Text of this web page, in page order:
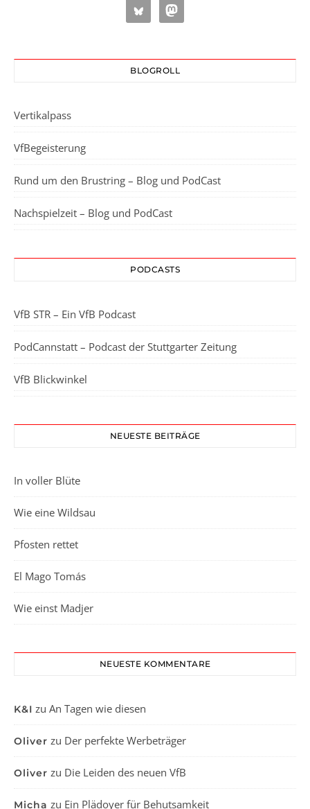
BLOGROLL
Vertikalpass
VfBegeisterung
Rund um den Brustring – Blog und PodCast
Nachspielzeit – Blog und PodCast
PODCASTS
VfB STR – Ein VfB Podcast
PodCannstatt – Podcast der Stuttgarter Zeitung
VfB Blickwinkel
NEUESTE BEITRÄGE
In voller Blüte
Wie eine Wildsau
Pfosten rettet
El Mago Tomás
Wie einst Madjer
NEUESTE KOMMENTARE
K&I zu An Tagen wie diesen
Oliver zu Der perfekte Werbeträger
Oliver zu Die Leiden des neuen VfB
Micha zu Ein Plädoyer für Behutsamkeit